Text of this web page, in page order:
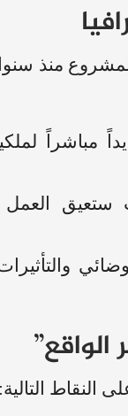
منذ
مباشراً
ستعيق
النقاط التالية: